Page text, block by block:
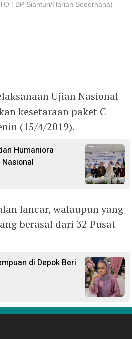
: BP Sianturi/Harian Sederhana)
Ujian Nasional
kesetaraan paket C
(15/4/2019).
Humaniora
lancar, walaupun yang
berasal dari 32 Pusat
di Depok Beri